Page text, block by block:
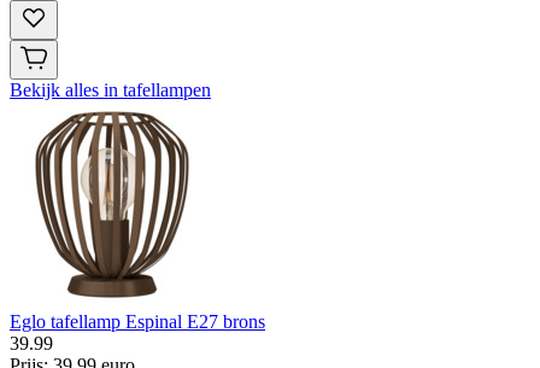
Bekijk alles in tafellampen
Eglo tafellamp Espinal E27 brons
39.99